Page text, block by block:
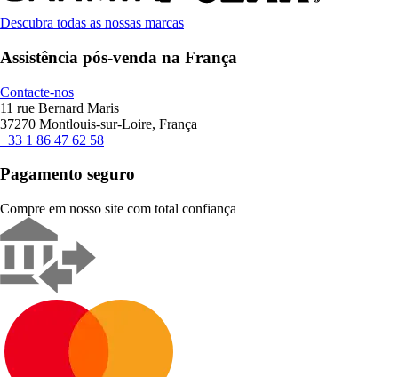
Descubra todas as nossas marcas
Assistência pós-venda na França
Contacte-nos
11 rue Bernard Maris
37270 Montlouis-sur-Loire, França
+33 1 86 47 62 58
Pagamento seguro
Compre em nosso site com total confiança